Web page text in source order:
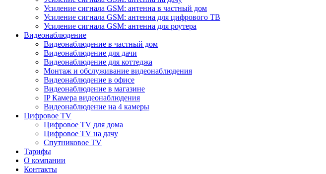
Усиление сигнала GSM: антенна в частный дом
Усиление сигнала GSM: антенна для цифрового ТВ
Усиление сигнала GSM: антенна для роутера
Видеонаблюдение
Видеонаблюдение в частный дом
Видеонаблюдение для дачи
Видеонаблюдение для коттеджа
Монтаж и обслуживание видеонаблюдения
Видеонаблюдение в офисе
Видеонаблюдение в магазине
IP Камера видеонаблюдения
Видеонаблюдение на 4 камеры
Цифровое TV
Цифровое TV для дома
Цифровое TV на дачу
Спутниковое TV
Тарифы
О компании
Контакты